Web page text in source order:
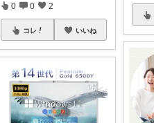
0 0 2
コレ いいね